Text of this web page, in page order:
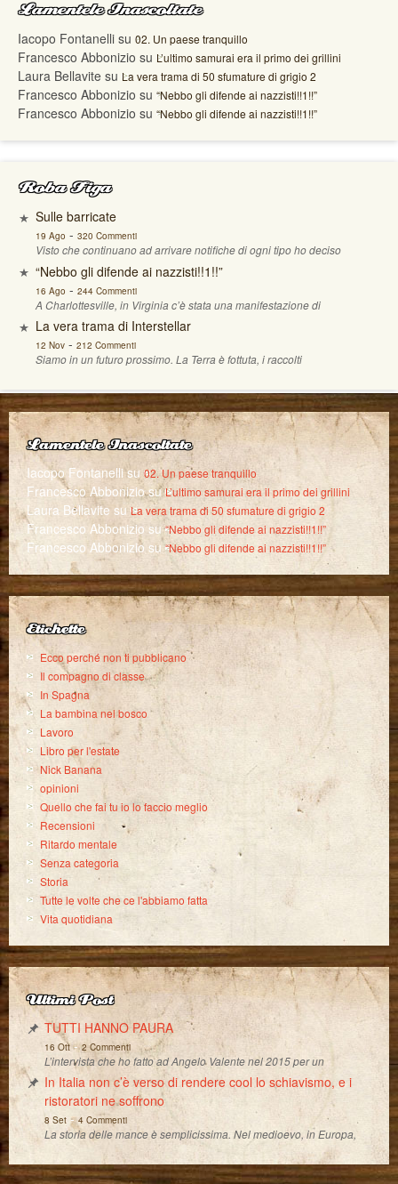
Lamentele Inascoltate
Iacopo Fontanelli su 02. Un paese tranquillo
Francesco Abbonizio su L’ultimo samurai era il primo dei grillini
Laura Bellavite su La vera trama di 50 sfumature di grigio 2
Francesco Abbonizio su “Nebbo gli difende ai nazzisti!!1!!”
Francesco Abbonizio su “Nebbo gli difende ai nazzisti!!1!!”
Roba Figa
Sulle barricate
19 Ago - 320 Commenti
Visto che continuano ad arrivare notifiche di ogni tipo ho deciso
“Nebbo gli difende ai nazzisti!!1!!”
16 Ago - 244 Commenti
A Charlottesville, in Virginia c’è stata una manifestazione di
La vera trama di Interstellar
12 Nov- 212 Commenti
Siamo in un futuro prossimo. La Terra è fottuta, i raccolti
Lamentele Inascoltate
Iacopo Fontanellisu02. Un paese tranquillo
Francesco AbboniziosuL’ultimo samurai era il primo dei grillini
Laura Bellavite su La vera trama di 50 sfumature di grigio 2
Francesco Abbonizio su“Nebbo gli difende ai nazzisti!!1!!”
Francesco Abbonizio su“Nebbo gli difende ai nazzisti!!1!!”
Etichette
Ecco perché non ti pubblicano
Il compagno di classe
In Spagna
La bambina nel bosco
Lavoro
Libro per l'estate
Nick Banana
opinioni
Quello che fai tu io lo faccio meglio
Recensioni
Ritardo mentale
Senza categoria
Storia
Tutte le volte che ce l'abbiamo fatta
Vita quotidiana
Ultimi Post
TUTTI HANNO PAURA
16 Ott-2 Commenti
L’intervista che ho fatto ad Angelo Valente nel 2015 per un
In Italia non c’è verso di rendere cool lo schiavismo, e i
ristoratori ne soffrono
8 Set-4 Commenti
La storia delle mance è semplicissima. Nel medioevo, in Europa,